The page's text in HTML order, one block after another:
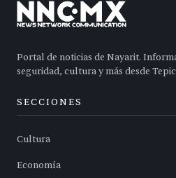
Portal de noticias de Nayarit.
seguridad, cultura y más desde
SECCIONES
Cultura
Economía